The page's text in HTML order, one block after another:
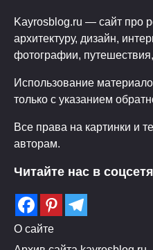
Kayrosblog.ru — сайт про
архитектуру, дизайн,
фотографии,
Использование
только с указанием
Все права на картинки и
авторам.
Читайте нас в
О сайте